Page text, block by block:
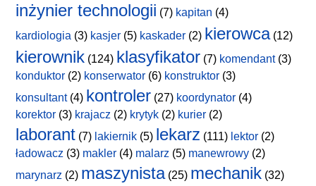
inżynier technologii (7) kapitan (4)
kardiologia (3) kasjer (5) kaskader (2) kierowca(12)
kierownik (124) klasyfikator (7) komendant(3)
konduktor (2) konserwator (6) konstruktor (3)
konsultant(4) kontroler (27) koordynator (4)
korektor (3) krajacz (2) krytyk (2) kurier (2)
laborant (7) lakiernik (5) lekarz (111) lektor (2)
ładowacz (3) makler (4) malarz (5) manewrowy (2)
marynarz (2) maszynista(25) mechanik (32)